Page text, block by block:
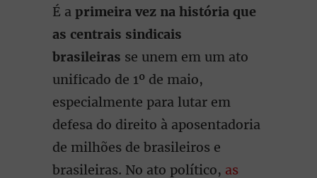
É a primeira vez na história que
as centrais sindicais
brasileiras se unem em um ato
unificado de 1º de maio,
especialmente para lutar em
defesa do direito à aposentadoria
de milhões de brasileiros e
brasileiras. No ato político, as